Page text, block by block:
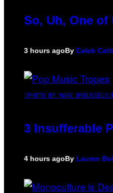
So, Uh, One
3 hours agoBy Caleb
(PHOTO BY MARC BROUSSELY/
3 Insufferable
4 hours agoBy Lauren